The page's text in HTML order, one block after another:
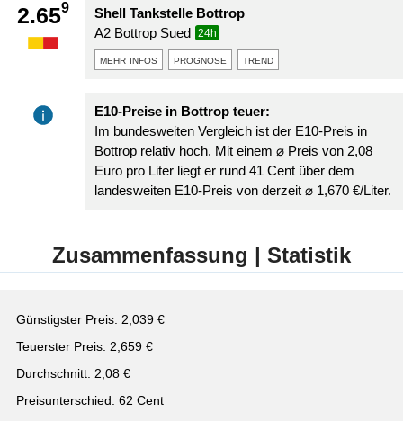
2.659
Shell Tankstelle Bottrop
A2 Bottrop Sued
24h
mehr infos prognose trend
E10-Preise in Bottrop teuer:
Im bundesweiten Vergleich ist der E10-Preis in
Bottrop relativ hoch. Mit einem ⌀ Preis von 2,08
Euro pro Liter liegt er rund 41 Cent über dem
landesweiten E10-Preis von derzeit ⌀ 1,670 €/Liter.
Zusammenfassung | Statistik
Günstigster Preis: 2,039 €
Teuerster Preis: 2,659 €
Durchschnitt: 2,08 €
Preisunterschied: 62 Cent